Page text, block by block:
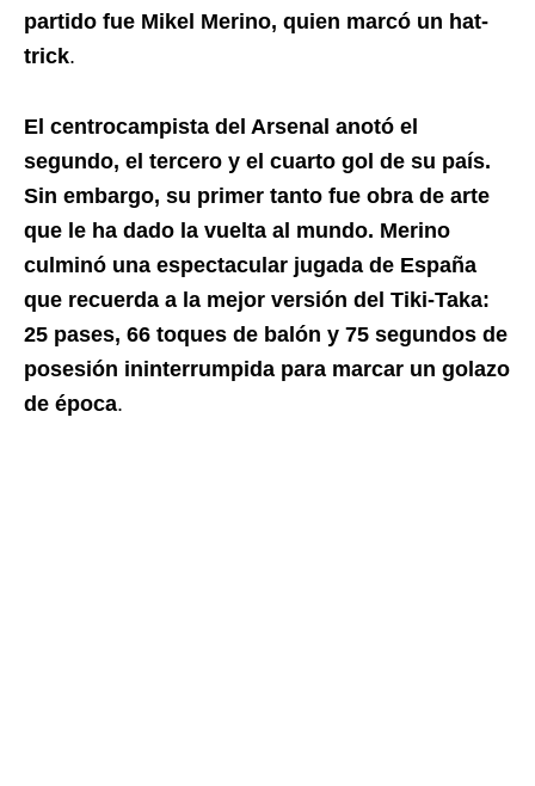
partido fue Mikel Merino, quien marcó un hat-
trick.
El centrocampista del Arsenal anotó el
segundo, el tercero y el cuarto gol de su país.
Sin embargo, su primer tanto fue obra de arte
que le ha dado la vuelta al mundo. Merino
culminó una espectacular jugada de España
que recuerda a la mejor versión del Tiki-Taka:
25 pases, 66 toques de balón y 75 segundos de
posesión ininterrumpida para marcar un golazo
de época.